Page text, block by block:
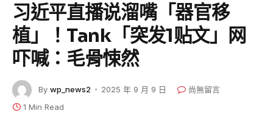
习近平直播说溜嘴「器官移
植」！Tank「突发1贴文」网
吓喊：毛骨悚然
By wp_news2 2025 年 9 月 9 日
尚無留言
1 Min Read